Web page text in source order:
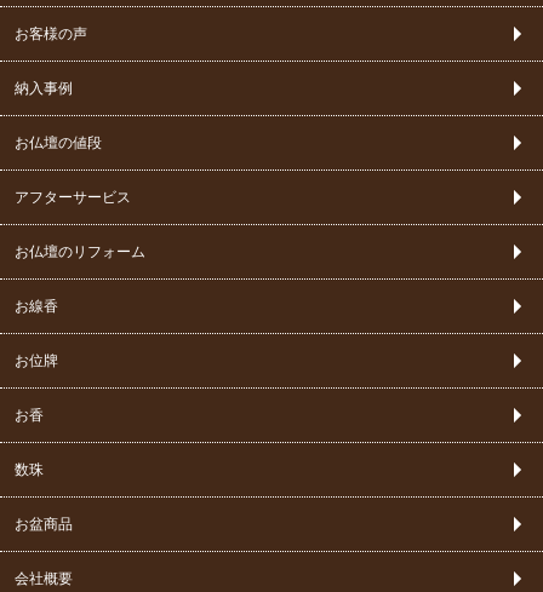
お客様の声
納入事例
お仏壇の値段
アフターサービス
お仏壇のリフォーム
お線香
お位牌
お香
数珠
お盆商品
会社概要